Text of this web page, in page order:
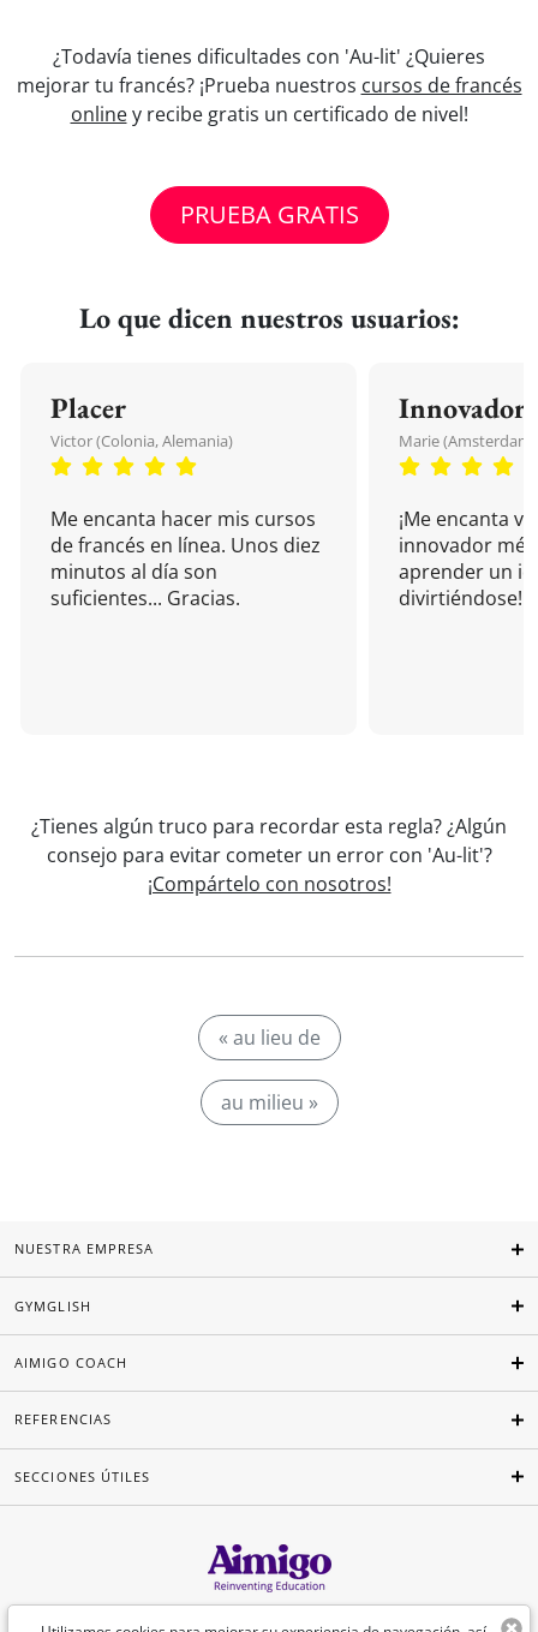
¿Todavía tienes dificultades con 'Au-lit' ¿Quieres
mejorar tu francés? ¡Prueba nuestros cursos de francés
onliney recibe gratis un certificado de nivel!
PRUEBA GRATIS
Lo que dicen nuestros usuarios:
Placer
Victor (Colonia, Alemania)
Me encanta hacer mis cursos
de francés en línea. Unos diez
minutos al día son
suficientes... Gracias.
Innovador
Marie (Amsterdam,
¡Me encanta
innovador
aprender un
divirtiéndose!
¿Tienes algún truco para recordar esta regla? ¿Algún
consejo para evitar cometer un error con 'Au-lit'?
¡Compártelo con nosotros!
« au lieu de
au milieu »
NUESTRA EMPRESA
GYMGLISH
AIMIGO COACH
REFERENCIAS
SECCIONES ÚTILES